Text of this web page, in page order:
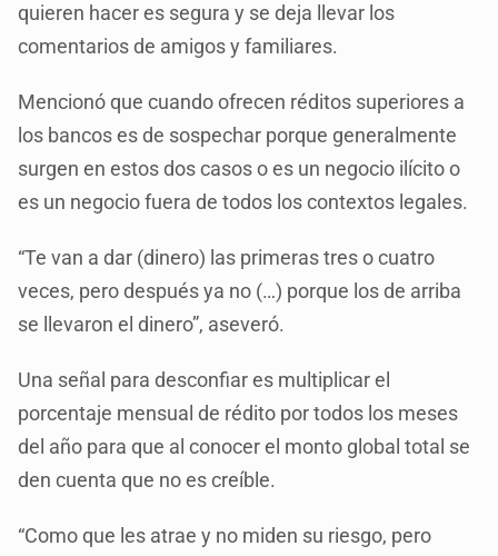
quieren hacer es segura y se deja llevar los
comentarios de amigos y familiares.
Mencionó que cuando ofrecen réditos superiores a
los bancos es de sospechar porque generalmente
surgen en estos dos casos o es un negocio ilícito o
es un negocio fuera de todos los contextos legales.
“Te van a dar (dinero) las primeras tres o cuatro
veces, pero después ya no (…) porque los de arriba
se llevaron el dinero”, aseveró.
Una señal para desconfiar es multiplicar el
porcentaje mensual de rédito por todos los meses
del año para que al conocer el monto global total se
den cuenta que no es creíble.
“Como que les atrae y no miden su riesgo, pero